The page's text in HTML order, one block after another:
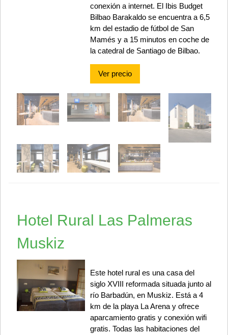
conexión a internet. El Ibis Budget
Bilbao Barakaldo se encuentra a 6,5
km del estadio de fútbol de San
Mamés y a 15 minutos en coche de
la catedral de Santiago de Bilbao.
Ver precio
Hotel Rural Las Palmeras
Muskiz
Este hotel rural es una casa del
siglo XVIII reformada situada junto al
río Barbadún, en Muskiz. Está a 4
km de la playa La Arena y ofrece
aparcamiento gratis y conexión wifi
gratis. Todas las habitaciones del